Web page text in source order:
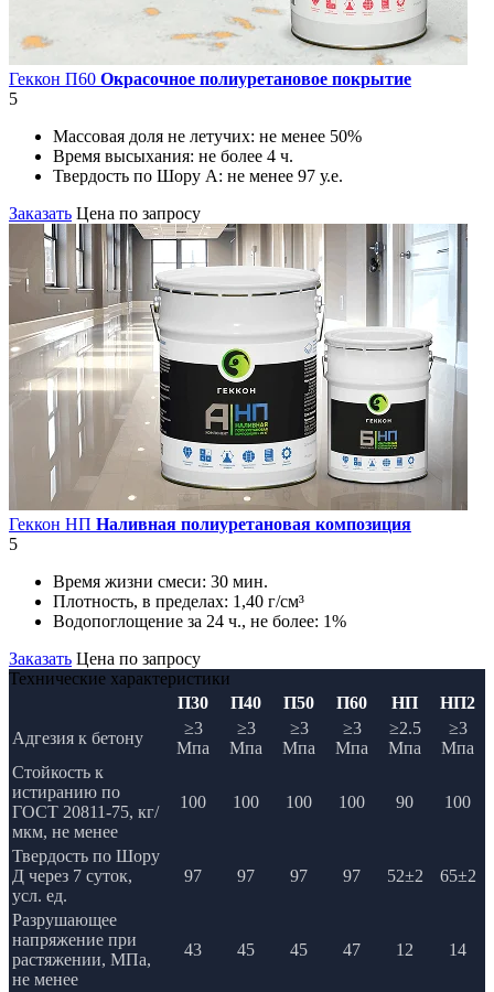
Геккон П60 Окрасочное полиуретановое покрытие
5
Массовая доля не летучих: не менее 50%
Время высыхания: не более 4 ч.
Твердость по Шору А: не менее 97 у.е.
Заказать Цена по запросу
Геккон НП Наливная полиуретановая композиция
5
Время жизни смеси: 30 мин.
Плотность, в пределах: 1,40 г/см³
Водопоглощение за 24 ч., не более: 1%
Заказать Цена по запросу
Технические характеристики
П30
П40 П50 П60 НП
НП2
Адгезия к бетону
≥3
Мпа
≥3
Мпа
≥3
Мпа
≥3
Мпа
≥2.5
Мпа
≥3
Мпа
Стойкость к
истиранию по
ГОСТ 20811-75, кг/
мкм, не менее
100 100 100 100 90 100
Твердость по Шору
Д через 7 суток,
усл. ед.
97 97 97 97 52±2 65±2
Разрушающее
напряжение при
растяжении, МПа,
не менее
43 45 45 47 12 14